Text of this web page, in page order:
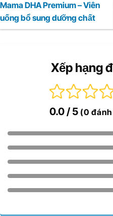
Mama DHA Premium – Viên
uống bổ sung dưỡng chất
Xếp hạng
0.0/ 5 (0